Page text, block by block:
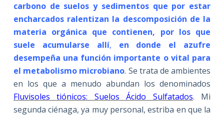
carbono de suelos y sedimentos que por estar
encharcados ralentizan la descomposición de la
materia orgánica que contienen, por los que
suele acumularse allí, en donde el azufre
desempeña una función importante o vital para
el metabolismo microbiano. Se trata de ambientes
en los que a menudo abundan los denominados
Fluvisoles tiónicos: Suelos Ácido Sulfatados. Mi
segunda ciénaga, ya muy personal, estriba en que la